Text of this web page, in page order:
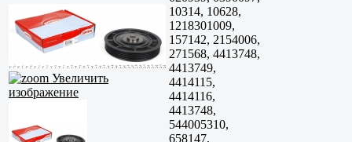
Увеличить
изображение
10314, 10628,
1218301009,
157142, 2154006,
271568, 4413748,
4413749,
4414115,
4414116,
4413748,
544005310,
658147,